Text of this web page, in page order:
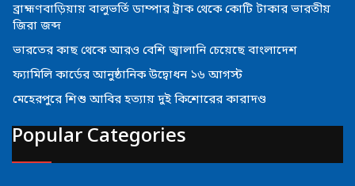
ব্রাহ্মণবাড়িয়ায় বালুভর্তি ডাম্পার ট্রাক থেকে কোটি টাকার ভারতীয়
জিরা জব্দ
ভারতের কাছ থেকে আরও বেশি জ্বালানি চেয়েছে বাংলাদেশ
ফ্যামিলি কার্ডের আনুষ্ঠানিক উদ্বোধন ১৬ আগস্ট
মেহেরপুরে শিশু আবির হত্যায় দুই কিশোরের কারাদণ্ড
Popular Categories